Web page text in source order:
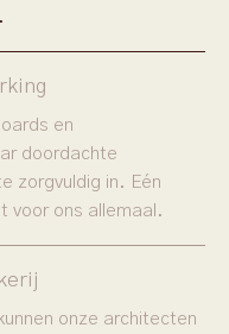
en
doordachte
zorgvuldig in. Eén
voor ons allemaal.
onze architecten